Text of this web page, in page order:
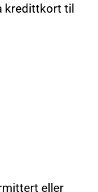
kredittkort til
eller